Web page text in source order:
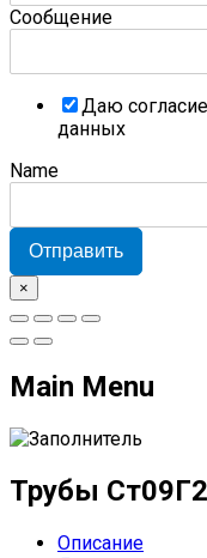
Сообщение
Даю
данных
Name
Отправить
×
Main Menu
Трубы
Описание